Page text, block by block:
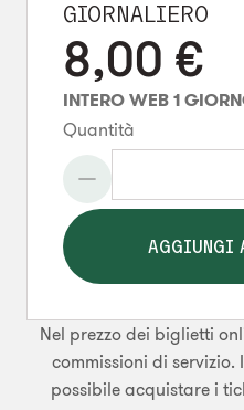
GIORNALIERO
8,00 €
INTERO WEB 1
Quantità
AGGIUNGI
Nel prezzo dei biglietti
commissioni di servizio.
possibile acquistare i